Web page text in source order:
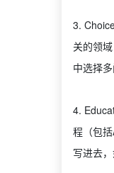
3.
关的领
中选择
4.
程（包
写进去